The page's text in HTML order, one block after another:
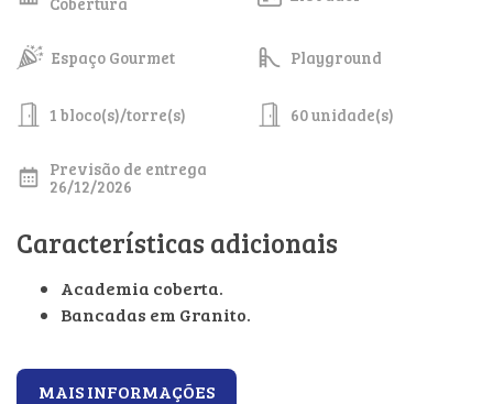
Espaço Gourmet Playground
1 bloco(s)/torre(s) 60 unidade(s)
Previsão de entrega
26/12/2026
Características adicionais
Academia coberta.
Bancadas em Granito.
MAIS INFORMAÇÕES